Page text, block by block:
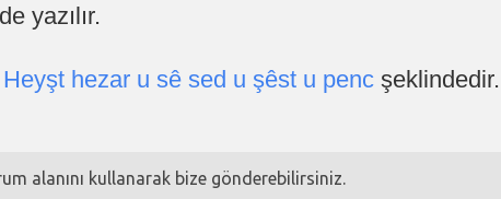
yazılır.
Heyşt hezar u sê sed u şêst u pencşeklindedir.
alanını kullanarak bize gönderebilirsiniz.